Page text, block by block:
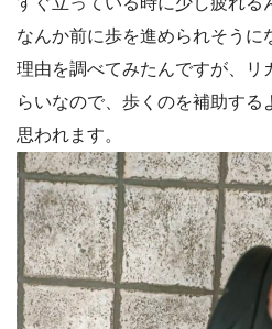
なんか前に歩を進められそうに
理由を調べてみたんですが、リ
らいなので、歩くのを補助する
思われます。